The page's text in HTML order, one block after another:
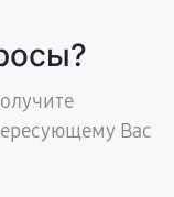
Вас